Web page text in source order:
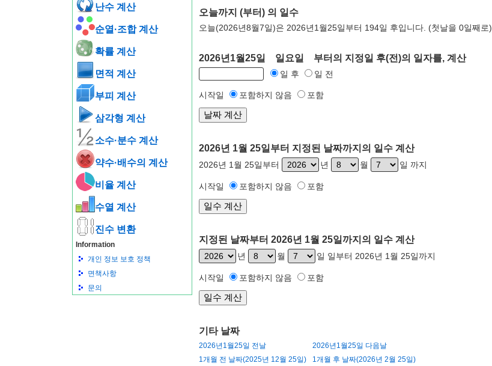
난수 계산
순열·조합 계산
확률 계산
면적 계산
부피 계산
삼각형 계산
소수·분수 계산
약수·배수의 계산
비율 계산
수열 계산
진수 변환
Information
개인 정보 보호 정책
면책사항
문의
오늘까지 (부터) 의 일수
오늘(2026년8월7일)은 2026년1월25일부터 194일 후입니다. (첫날을 0일째로)
2026년1월25일 일요일 부터의 지정일 후(전)의 일자를, 계산
일 후 일 전
시작일 포함하지 않음 포함
2026년 1월 25일부터 지정된 날짜까지의 일수 계산
2026년 1월 25일부터 년 월 일 까지
시작일 포함하지 않음 포함
지정된 날짜부터 2026년 1월 25일까지의 일수 계산
년 월 일 일부터 2026년 1월 25일까지
시작일 포함하지 않음 포함
기타 날짜
2026년1월25일 전날
2026년1월25일 다음날
1개월 전 날짜(2025년 12월 25일)
1개월 후 날짜(2026년 2월 25일)